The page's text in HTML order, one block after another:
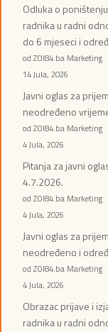
Odluka o
radnika u radni
do 6 mjeseci i
od ZOI84.ba Marketing
14 Jula, 2026
Javni oglas za
neodređeno
od ZOI84.ba Marketing
4 Jula, 2026
Pitanja za javni
4.7.2026.
od ZOI84.ba Marketing
4 Jula, 2026
Javni oglas za
neodređeno i
od ZOI84.ba Marketing
4 Jula, 2026
Obrazac prijave i
radnika u radni